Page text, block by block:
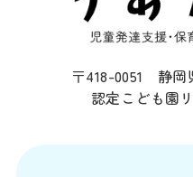
〒418-0051 静岡
認定こども園